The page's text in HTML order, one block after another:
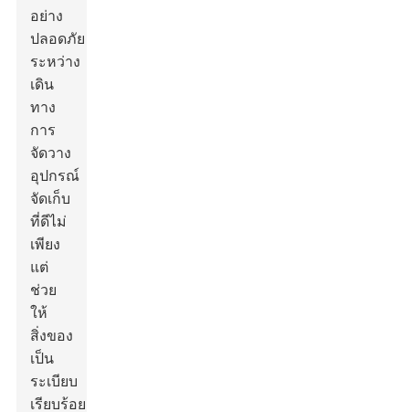
อย่าง
ปลอดภัย
ระหว่าง
เดิน
ทาง
การ
จัดวาง
อุปกรณ์
จัดเก็บ
ที่ดีไม่
เพียง
แต่
ช่วย
ให้
สิ่งของ
เป็น
ระเบียบ
เรียบร้อย